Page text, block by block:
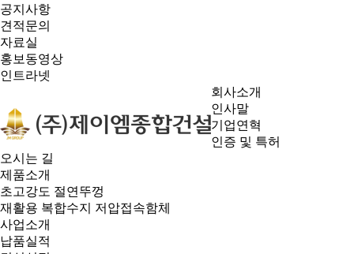
공지사항
견적문의
자료실
홍보동영상
인트라넷
회사소개
인사말
기업연혁
인증 및 특허
오시는 길
제품소개
초고강도 절연뚜껑
재활용 복합수지 저압접속함체
사업소개
납품실적